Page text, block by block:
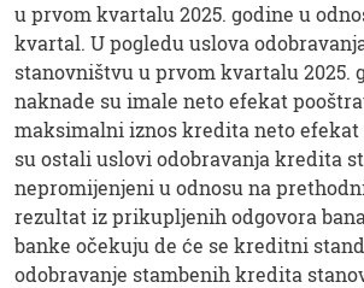
u prvom kvartalu 2025. godine u
kvartal. U pogledu uslova
stanovništvu u prvom kvartalu 2025.
naknade su imale neto efekat
maksimalni iznos kredita neto efekat
su ostali uslovi odobravanja kredita
nepromijenjeni u odnosu na
rezultat iz prikupljenih odgovora
banke očekuju de će se kreditni
odobravanje stambenih kredita